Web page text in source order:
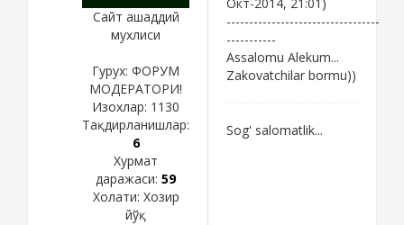
Сайт ашаддий
мухлиси
Гурух: ФОРУМ
МОДЕРАТОРИ!
Изохлар: 1130
Тақдирланишлар:
6
Хурмат
даражаси: 59
Холати: Хозир
йўқ
----------------------------------
-----------
Assalomu Alekum...
Zakovatchilar bormu))
Sog' salomatlik...